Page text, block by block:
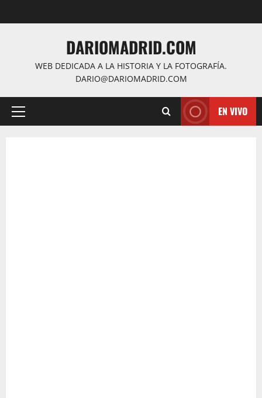
al
DARIOMADRID.COM
WEB DEDICADA A LA HISTORIA Y LA FOTOGRAFÍA.
DARIO@DARIOMADRID.COM
Menú
EN VIVO